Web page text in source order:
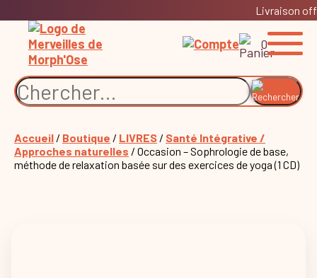
Livraison
0
Accueil / Boutique / LIVRES / Santé Intégrative /
Approches naturelles / Occasion – Sophrologie de base,
méthode de relaxation basée sur des exercices de yoga (1 CD)